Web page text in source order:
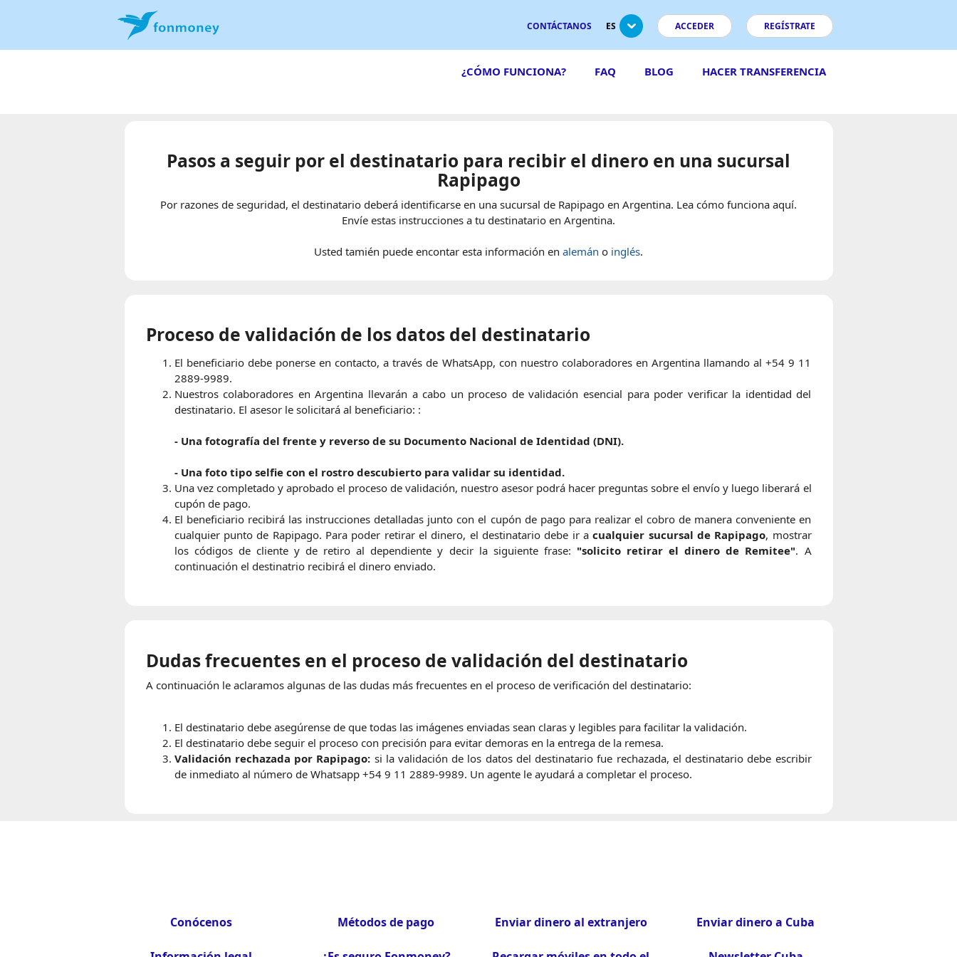
CONTÁCTANOS ES ACCEDER REGÍSTRATE
¿CÓMO FUNCIONA? FAQ BLOG HACER TRANSFERENCIA
Pasos a seguir por el destinatario para recibir el dinero en una sucursal
Rapipago
Por razones de seguridad, el destinatario deberá identificarse en una sucursal de Rapipago en Argentina. Lea cómo funciona aquí.
Envíe estas instrucciones a tu destinatario en Argentina.
Usted tamién puede encontar esta información enalemán o inglés.
Proceso de validación de los datos del destinatario
El beneficiario debe ponerse en contacto, a través de WhatsApp, con nuestro colaboradores en Argentina llamando al +54 9 11
2889-9989.
Nuestros colaboradores en Argentina llevarán a cabo un proceso de validación esencial para poder verificar la identidad del
destinatario. El asesor le solicitará al beneficiario: :
- Una fotografía del frente y reverso de su Documento Nacional de Identidad (DNI).
- Una foto tipo selfie con el rostro descubierto para validar su identidad.
Una vez completado y aprobado el proceso de validación, nuestro asesor podrá hacer preguntas sobre el envío y luego liberará el
cupón de pago.
El beneficiario recibirá las instrucciones detalladas junto con el cupón de pago para realizar el cobro de manera conveniente en
cualquier punto de Rapipago. Para poder retirar el dinero, el destinatario debe ir acualquier sucursal de Rapipago, mostrar
los códigos de cliente y de retiro al dependiente y decir la siguiente frase: "solicito retirar el dinero de Remitee". A
continuación el destinatrio recibirá el dinero enviado.
Dudas frecuentes en el proceso de validación del destinatario
A continuación le aclaramos algunas de las dudas más frecuentes en el proceso de verificación del destinatario:
El destinatario debe asegúrense de que todas las imágenes enviadas sean claras y legibles para facilitar la validación.
El destinatario debe seguir el proceso con precisión para evitar demoras en la entrega de la remesa.
Validación rechazada por Rapipago: si la validación de los datos del destinatario fue rechazada, el destinatario debe escribir
de inmediato al número de Whatsapp +54 9 11 2889-9989. Un agente le ayudará a completar el proceso.
Conócenos Métodos de pago Enviar dinero al extranjero Enviar dinero a Cuba